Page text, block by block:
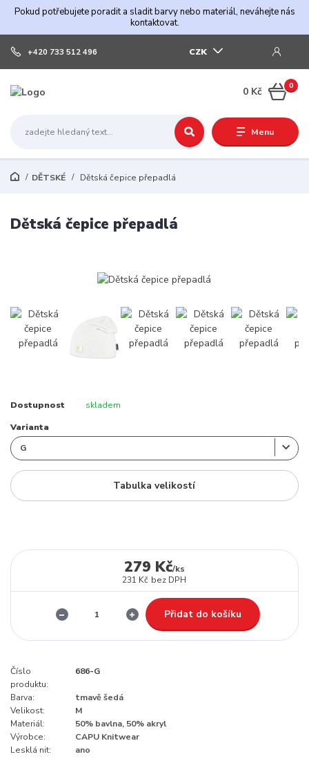
Pokud potřebujete poradit a sladit barvy nebo materiál, neváhejte nás
kontaktovat.
Menu
CZK
+420 733 512 496
0
0 Kč
DĚTSKÉ Dětská čepice přepadlá
Dětská čepice přepadlá
Dostupnost skladem
Varianta
Tabulka velikostí
279 Kč/ks
231 Kč bez DPH
Přidat do košíku
Číslo
produktu:
686-G
Barva:
tmavě šedá
Velikost:
M
Materiál:
50% bavlna, 50% akryl
Výrobce:
CAPU Knitwear
Lesklá nit:
ano